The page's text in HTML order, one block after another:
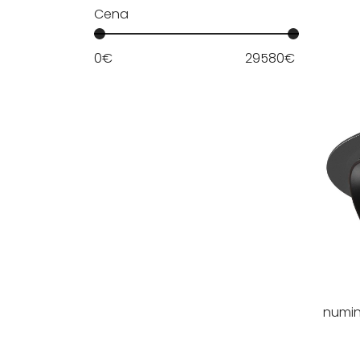
Cena
0€ 29580€